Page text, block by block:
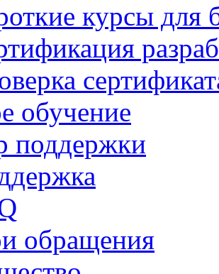
курсы для
обучение
поддержки
обращения